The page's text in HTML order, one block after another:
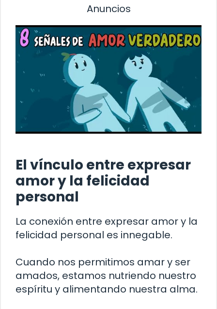
Anuncios
El vínculo entre expresar
amor y la felicidad
personal
La conexión entre expresar amor y la
felicidad personal es innegable.
Cuando nos permitimos amar y ser
amados, estamos nutriendo nuestro
espíritu y alimentando nuestra alma.